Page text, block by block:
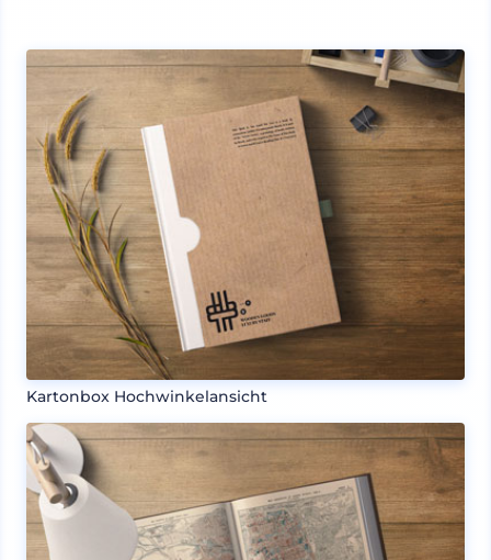
Kartonbox Hochwinkelansicht